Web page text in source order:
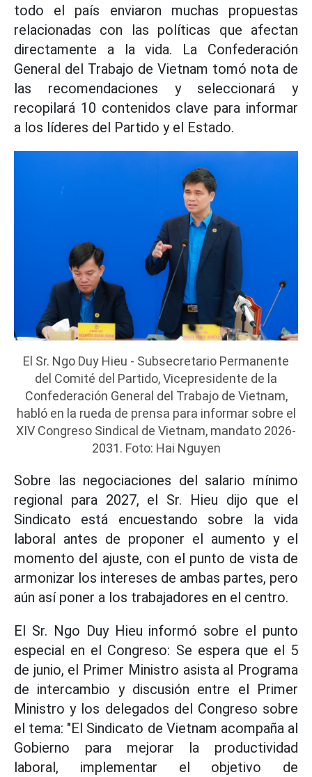
todo el país enviaron muchas propuestas
relacionadas con las políticas que afectan
directamente a la vida. La Confederación
General del Trabajo de Vietnam tomó nota de
las recomendaciones y seleccionará y
recopilará 10 contenidos clave para informar
a los líderes del Partido y el Estado.
El Sr. Ngo Duy Hieu - Subsecretario Permanente
del Comité del Partido, Vicepresidente de la
Confederación General del Trabajo de Vietnam,
habló en la rueda de prensa para informar sobre el
XIV Congreso Sindical de Vietnam, mandato 2026-
2031. Foto: Hai Nguyen
Sobre las negociaciones del salario mínimo
regional para 2027, el Sr. Hieu dijo que el
Sindicato está encuestando sobre la vida
laboral antes de proponer el aumento y el
momento del ajuste, con el punto de vista de
armonizar los intereses de ambas partes, pero
aún así poner a los trabajadores en el centro.
El Sr. Ngo Duy Hieu informó sobre el punto
especial en el Congreso: Se espera que el 5
de junio, el Primer Ministro asista al Programa
de intercambio y discusión entre el Primer
Ministro y los delegados del Congreso sobre
el tema: "El Sindicato de Vietnam acompaña al
Gobierno para mejorar la productividad
laboral, implementar el objetivo de